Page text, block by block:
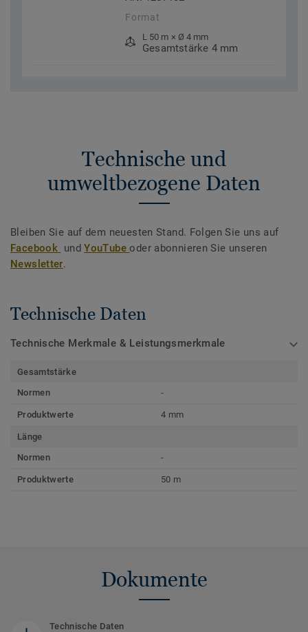
Format
L 50 m × Ø 4 mm
Gesamtstärke 4 mm
Technische und
umweltbezogene Daten
Bleiben Sie auf dem neuesten Stand. Folgen Sie uns auf
Facebook undYouTubeoder abonnieren Sie unseren
Newsletter.
Technische Daten
Technische Merkmale & Leistungsmerkmale
Gesamtstärke
Normen
-
Produktwerte 4 mm
Länge
Normen
-
Produktwerte 50 m
Dokumente
Technische Daten